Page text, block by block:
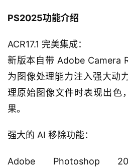
PS2025功能介绍
ACR17.1 完美集成：
新版本自带 Adobe Camera
为图像处理能力注入强大动
理原始图像文件时表现出色
果。
强大的 AI 移除功能：
Adobe Photoshop